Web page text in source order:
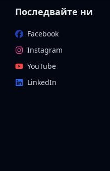
Последвайте ни
Facebook
Instagram
YouTube
LinkedIn